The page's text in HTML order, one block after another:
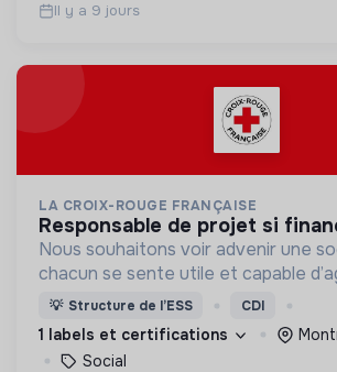
Il y a 9 jours
LA CROIX-ROUGE FRANÇAISE
responsable de projet si
Nous souhaitons voir advenir une
chacun se sente utile et capable
nous proposons des moyens et des
d’engagement innovants et
💡 Structure de l’ESS CDI
1 labels et certifications
Social